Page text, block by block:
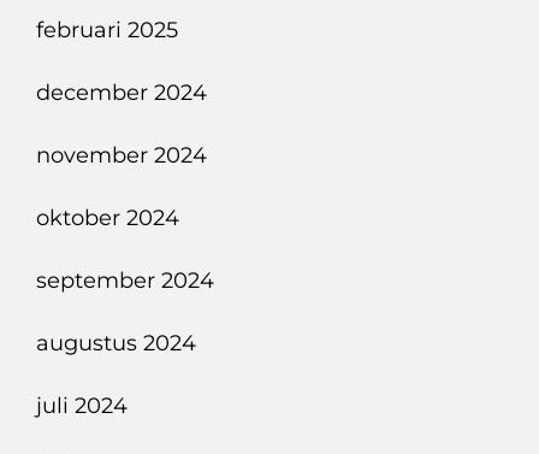
februari 2025
december 2024
november 2024
oktober 2024
september 2024
augustus 2024
juli 2024